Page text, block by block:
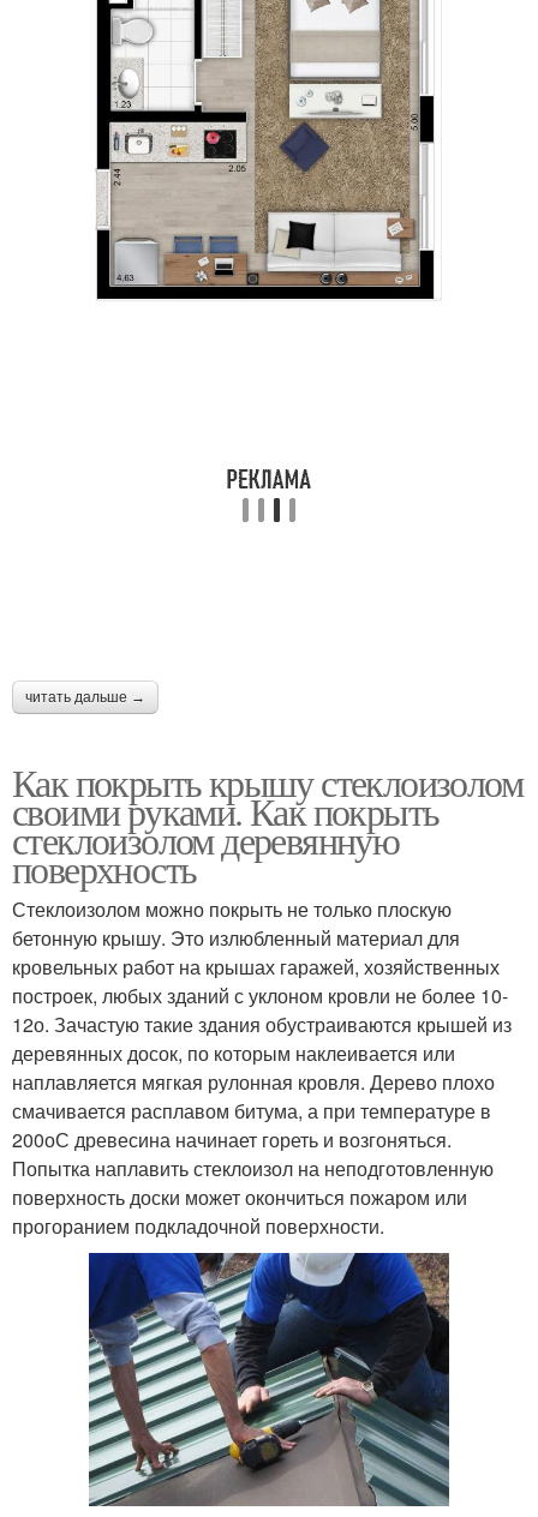
Внутренний ремонт
Ремонт в деревянном
доме
Недорогой ремонт Капитальный ремонт
Дешевый ремонт
Ремонт в холодный
период
читать дальше →
Как покрыть крышу стеклоизолом
своими руками. Как покрыть
стеклоизолом деревянную
поверхность
Стеклоизолом можно покрыть не только плоскую
бетонную крышу. Это излюбленный материал для
кровельных работ на крышах гаражей, хозяйственных
построек, любых зданий с уклоном кровли не более 10-
12о. Зачастую такие здания обустраиваются крышей из
деревянных досок, по которым наклеивается или
наплавляется мягкая рулонная кровля. Дерево плохо
смачивается расплавом битума, а при температуре в
200оС древесина начинает гореть и возгоняться.
Попытка наплавить стеклоизол на неподготовленную
поверхность доски может окончиться пожаром или
прогоранием подкладочной поверхности.